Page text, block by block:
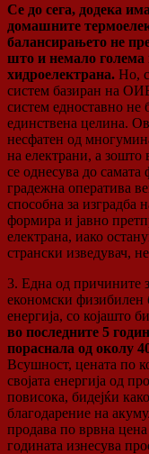
Се до сега, додека
домашните
балансирањето не
што и немало голема
хидроелектрана. Но,
систем базиран на
систем едноставно
единствена целина.
несфатен од
на електрани, а
се однесува до самата
градежна оператива
способна за изградба
формира и јавно
електрана, иако
странски изведувач,
3. Една од причините
економски физибилен
енергија, со којашто
во последните 5
пораснала од околу
Всушност, цената по
својата енергија од
повисока, бидејќи
благодарение на
продава по врвна
годината изнесува